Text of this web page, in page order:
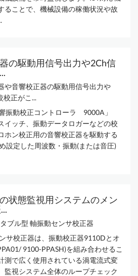
ることで、機械設備の稼働状況や故
の駆動用信号出力や2Ch信
や音響校正器の駆動用信号出力や
校正がこ...
振動校正コントローラ 9000A」
イッチ、振動データロガーなどの校
ホン校正用の音響校正器を駆動する
設定した周波数・振動(または音圧)
状態監視用システムのメン
ブル型 軸振動センサ校正器
サ校正器は、振動校正器9110Dとオ
9100-PPASH)を組み合わせるこ
測で広く使用されている渦電流式変
視システム全体のループチェック